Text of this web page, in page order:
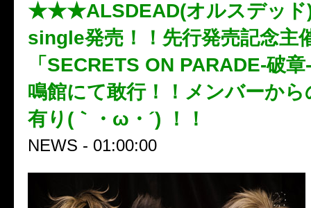
★★★ALSDEAD(オルスデッ
single発売！！先行発売記念主
「SECRETS ON PARADE-破
鳴館にて敢行！！メンバーか
有り(｀・ω・´) ！！
NEWS - 01:00:00